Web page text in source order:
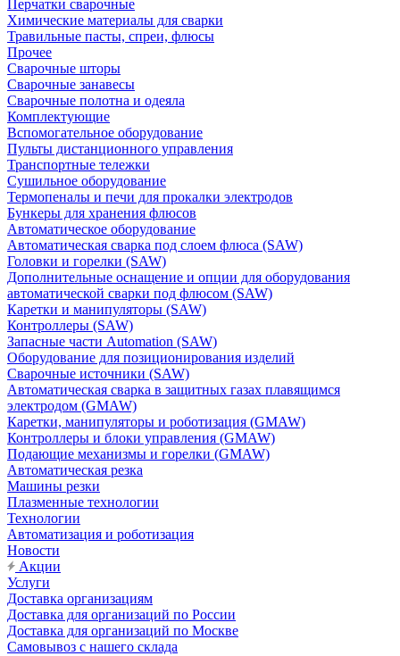
Перчатки сварочные
Химические материалы для сварки
Травильные пасты, спреи, флюсы
Прочее
Сварочные шторы
Сварочные занавесы
Сварочные полотна и одеяла
Комплектующие
Вспомогательное оборудование
Пульты дистанционного управления
Транспортные тележки
Сушильное оборудование
Термопеналы и печи для прокалки электродов
Бункеры для хранения флюсов
Автоматическое оборудование
Автоматическая сварка под слоем флюса (SAW)
Головки и горелки (SAW)
Дополнительные оснащение и опции для оборудования
автоматической сварки под флюсом (SAW)
Каретки и манипуляторы (SAW)
Контроллеры (SAW)
Запасные части Automation (SAW)
Оборудование для позиционирования изделий
Сварочные источники (SAW)
Автоматическая сварка в защитных газах плавящимся
электродом (GMAW)
Каретки, манипуляторы и роботизация (GMAW)
Контроллеры и блоки управления (GMAW)
Подающие механизмы и горелки (GMAW)
Автоматическая резка
Машины резки
Плазменные технологии
Технологии
Автоматизация и роботизация
Новости
Акции
Услуги
Доставка организациям
Доставка для организаций по России
Доставка для организаций по Москве
Самовывоз с нашего склада